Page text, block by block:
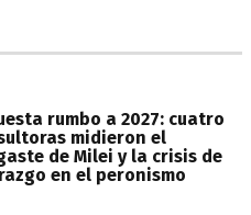
rumbo a 2027: cuatro
midieron el
de Milei y la crisis de
en el peronismo